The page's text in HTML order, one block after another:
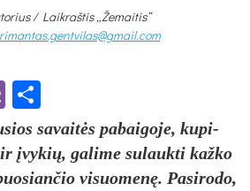
/ Laikraštis „Žemaitis“
Viber
sa­vaitės pa­bai­go­je, ku­pi­
įvy­kių, ga­li­me su­lauk­ti kaž­ko
vi­suo­menę. Pa­si­ro­do,